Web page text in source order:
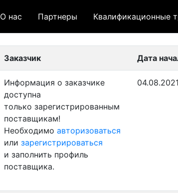
О нас Партнеры Квалификационные
Заказчик Дата
Информация о заказчике
доступна
только зарегистрированным
поставщикам!
Необходимо авторизоваться
или зарегистрироваться
и заполнить профиль
поставщика.